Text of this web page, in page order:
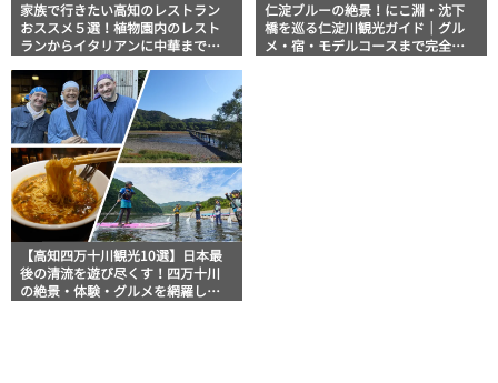
家族で行きたい高知のレストラン
おススメ５選！植物園内のレスト
ランからイタリアンに中華まで楽
仁淀ブルーの絶景！にこ淵・沈下
橋を巡る仁淀川観光ガイド｜グル
メ・宿・モデルコースまで完全網
【高知四万十川観光10選】日本最
後の清流を遊び尽くす！四万十川
の絶景・体験・グルメを網羅した